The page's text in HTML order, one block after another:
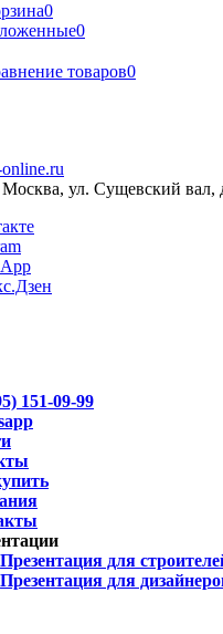
0
0
товаров0
Москва, ул. Сущевский вал,
151-09-99
Презентация для
Презентация для